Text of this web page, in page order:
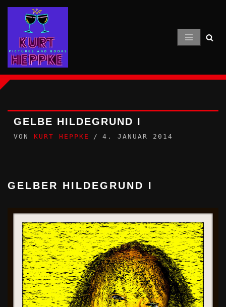
Inhalt
springen
GELBE HILDEGRUND I
VON KURT HEPPKE 4. JANUAR 2014
GELBER HILDEGRUND I